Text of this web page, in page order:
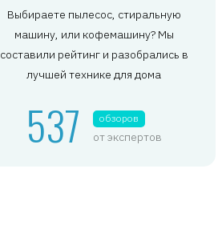
Выбираете пылесос, стиральную
машину, или кофемашину? Мы
составили рейтинг и разобрались в
лучшей технике для дома
537 обзоров
от экспертов